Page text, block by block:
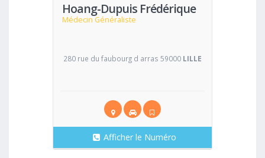
Hoang-Dupuis Frédérique
Médecin Généraliste
280 rue du faubourg d arras 59000 LILLE
Afficher le Numéro